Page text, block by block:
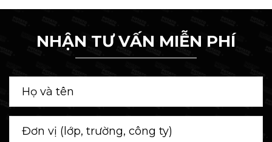
NHẬN TƯ VẤN MIỄN PHÍ